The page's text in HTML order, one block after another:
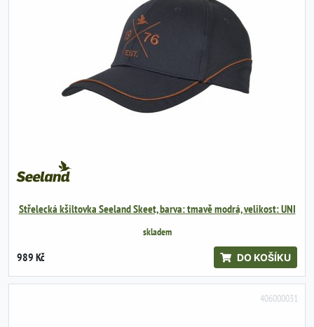
Střelecká kšiltovka Seeland Skeet, barva: tmavě modrá, velikost: UNI
skladem
989 Kč DO KOŠÍKU
406000031